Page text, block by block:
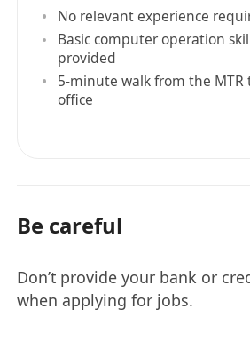
No relevant experience
Basic computer operation
provided
5-minute walk from the MTR
office
Be careful
Don’t provide your bank or
when applying for jobs.